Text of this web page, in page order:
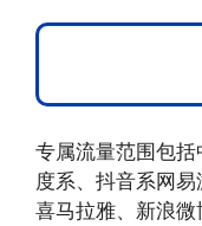
专属流量范围包
度系、抖音系网易
喜马拉雅、新浪